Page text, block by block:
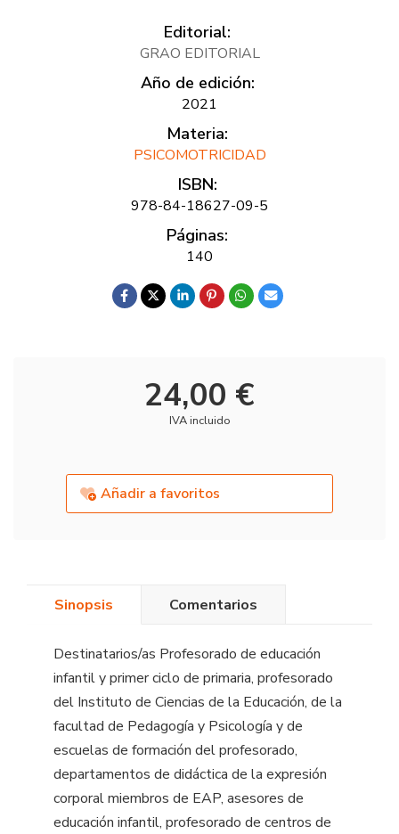
Editorial:
GRAO EDITORIAL
Año de edición:
2021
Materia:
PSICOMOTRICIDAD
ISBN:
978-84-18627-09-5
Páginas:
140
24,00 €
IVA incluido
Añadir a favoritos
Sinopsis Comentarios
Destinatarios/as Profesorado de educación
infantil y primer ciclo de primaria, profesorado
del Instituto de Ciencias de la Educación, de la
facultad de Pedagogía y Psicología y de
escuelas de formación del profesorado,
departamentos de didáctica de la expresión
corporal miembros de EAP, asesores de
educación infantil, profesorado de centros de